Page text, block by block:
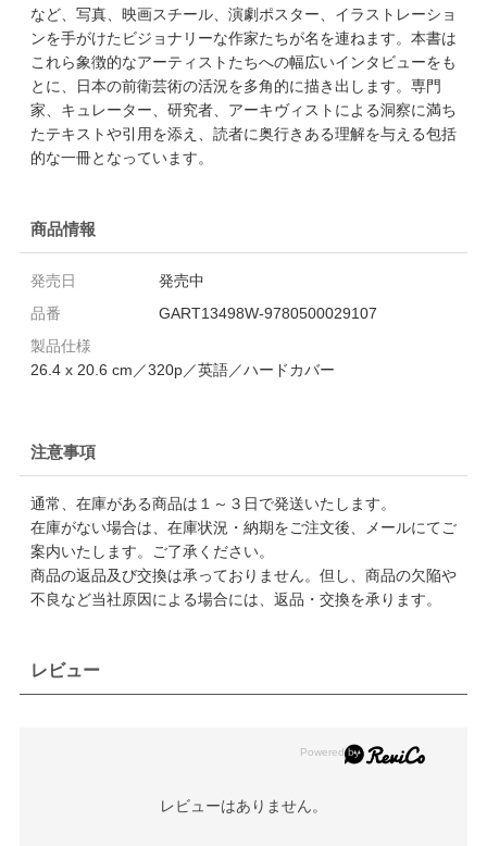
など、写真、映画スチール、演劇ポスター、イラストレーショ
ンを手がけたビジョナリーな作家たちが名を連ねます。本書は
これら象徴的なアーティストたちへの幅広いインタビューをも
とに、日本の前衛芸術の活況を多角的に描き出します。専門
家、キュレーター、研究者、アーキヴィストによる洞察に満ち
たテキストや引用を添え、読者に奥行きある理解を与える包括
的な一冊となっています。
商品情報
発売日
発売中
品番
GART13498W-9780500029107
製品仕様
26.4 x 20.6 cm／320p／英語／ハードカバー
注意事項
通常、在庫がある商品は１～３日で発送いたします。
在庫がない場合は、在庫状況・納期をご注文後、メールにてご
案内いたします。ご了承ください。
商品の返品及び交換は承っておりません。但し、商品の欠陥や
不良など当社原因による場合には、返品・交換を承ります。
レビュー
レビューはありません。